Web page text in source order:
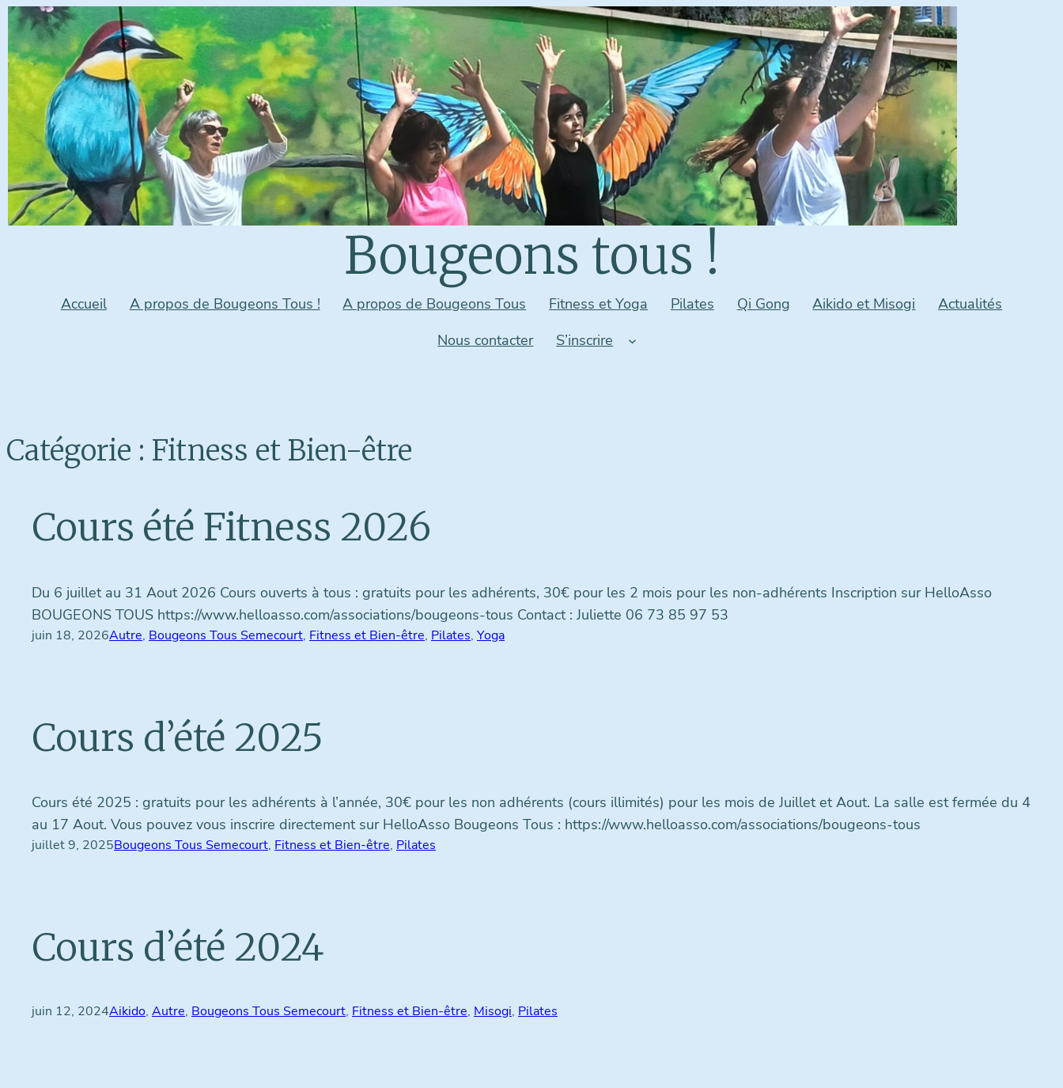
Bougeons tous !
Accueil A propos de Bougeons Tous ! A propos de Bougeons Tous Fitness et Yoga Pilates Qi Gong Aikido et Misogi
Actualités
Nous contacter
S’inscrire
Catégorie : Fitness et Bien-être
Cours été Fitness 2026
Du 6 juillet au 31 Aout 2026 Cours ouverts à tous : gratuits pour les adhérents, 30€ pour les 2 mois pour les non-adhérents Inscription sur HelloAsso
BOUGEONS TOUS https://www.helloasso.com/associations/bougeons-tous Contact : Juliette 06 73 85 97 53
juin 18, 2026Autre, Bougeons Tous Semecourt, Fitness et Bien-être, Pilates, Yoga
Cours d’été 2025
Cours été 2025 : gratuits pour les adhérents à l’année, 30€ pour les non adhérents (cours illimités) pour les mois de Juillet et Aout. La salle est fermée du 4
au 17 Aout. Vous pouvez vous inscrire directement sur HelloAsso Bougeons Tous : https://www.helloasso.com/associations/bougeons-tous
juillet 9, 2025Bougeons Tous Semecourt, Fitness et Bien-être, Pilates
Cours d’été 2024
juin 12, 2024Aikido, Autre, Bougeons Tous Semecourt, Fitness et Bien-être, Misogi, Pilates